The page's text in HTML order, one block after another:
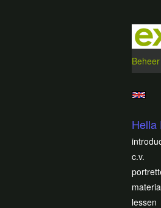
Hella
c.v.
lessen